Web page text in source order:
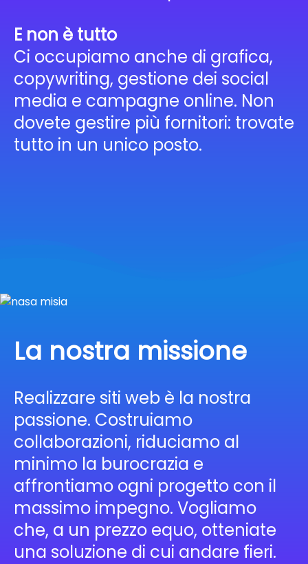
E non è tutto
Ci occupiamo anche di grafica,
copywriting, gestione dei social
media e campagne online. Non
dovete gestire più fornitori: trovate
tutto in un unico posto.
La nostra missione
Realizzare siti web è la nostra
passione. Costruiamo
collaborazioni, riduciamo al
minimo la burocrazia e
affrontiamo ogni progetto con il
massimo impegno. Vogliamo
che, a un prezzo equo, otteniate
una soluzione di cui andare fieri.